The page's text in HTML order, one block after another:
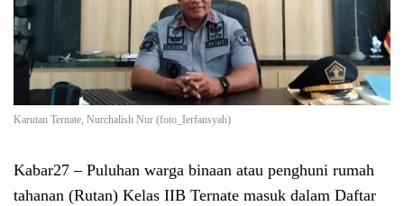
Karutan Ternate, Nurchalish Nur (foto_Ierfansyah)
Kabar27 – Puluhan warga binaan atau penghuni rumah
tahanan (Rutan) Kelas IIB Ternate masuk dalam Daftar